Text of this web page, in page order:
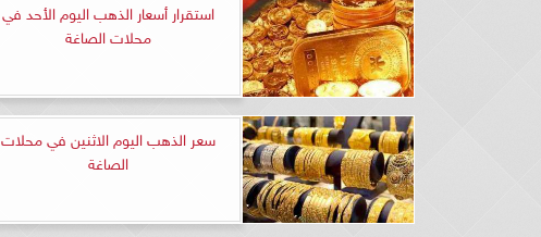
استقرار أسعار الذهب اليوم الأحد في
محلات الصاغة
سعر الذهب اليوم الاثنين في محلات
الصاغة